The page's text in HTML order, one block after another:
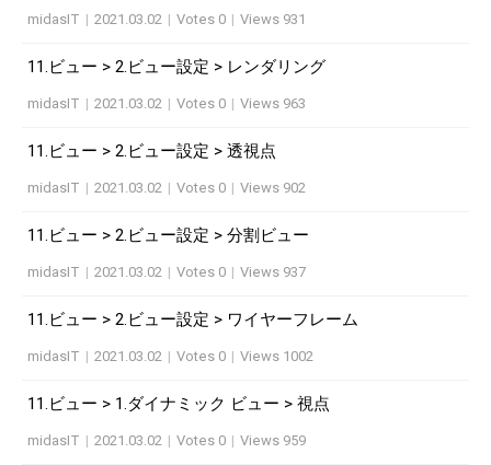
midasIT | 2021.03.02 | Votes 0 | Views 931
11.ビュー > 2.ビュー設定 > レンダリング
midasIT | 2021.03.02 | Votes 0 | Views 963
11.ビュー > 2.ビュー設定 > 透視点
midasIT | 2021.03.02 | Votes 0 | Views 902
11.ビュー > 2.ビュー設定 > 分割ビュー
midasIT | 2021.03.02 | Votes 0 | Views 937
11.ビュー > 2.ビュー設定 > ワイヤーフレーム
midasIT | 2021.03.02 | Votes 0 | Views 1002
11.ビュー > 1.ダイナミック ビュー > 視点
midasIT | 2021.03.02 | Votes 0 | Views 959